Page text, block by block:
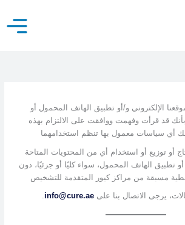
الإلكتروني و/أو تطبيق الهاتف المحمول أو
بأنك قد قرأت وفهمت ووافقت على الالتزام بهذه
أي سياسات معمول بها تنظم استخدامهما
أو توزيع أو استخدام أي من المحتويات المتاحة
تطبيق الهاتف المحمول، سواء كليًا أو جزئيًا، دون
مسبقة من مراكز كيور المتقدمة للتشخيص
يرجى الاتصال بنا على info@cure.ae
.